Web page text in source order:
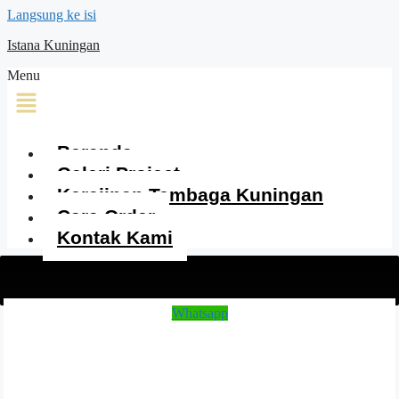
Langsung ke isi
Istana Kuningan
Menu
Beranda
Galeri Project
Kerajinan Tembaga Kuningan
Cara Order
Kontak Kami
Whatsapp